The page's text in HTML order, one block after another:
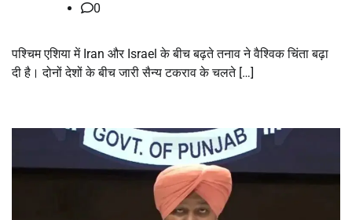
0
पश्चिम एशिया में Iran और Israel के बीच बढ़ते तनाव ने वैश्विक चिंता बढ़ा
दी है। दोनों देशों के बीच जारी सैन्य टकराव के चलते […]